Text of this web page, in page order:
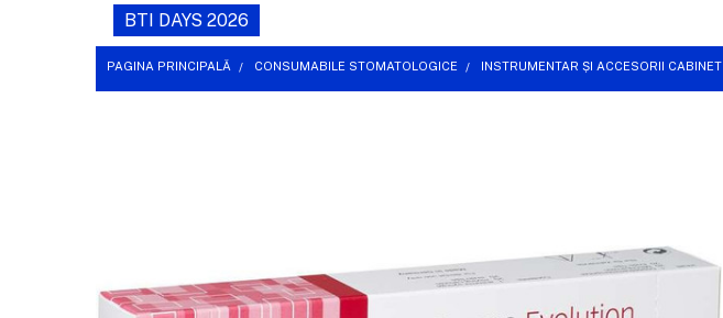
BTI DAYS 2026
PAGINA PRINCIPALĂ CONSUMABILE STOMATOLOGICE INSTRUMENTAR ȘI ACCESORII CABINET
ADAUGĂ
%STR%